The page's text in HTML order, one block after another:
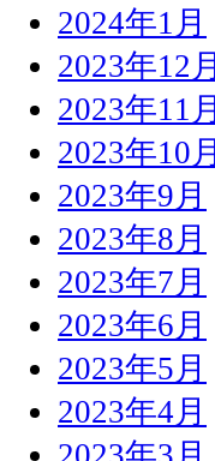
2024年1月
2023年12月
2023年11月
2023年10月
2023年9月
2023年8月
2023年7月
2023年6月
2023年5月
2023年4月